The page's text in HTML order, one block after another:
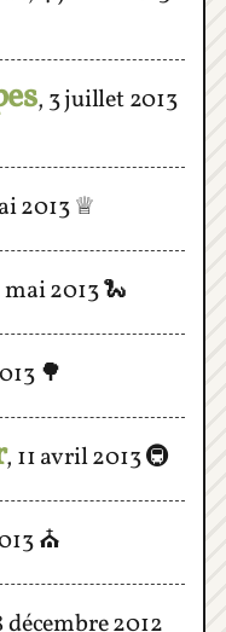
,3 juillet 2013
2013♕
2013🐍
🌳
,11 avril 2013🚇
⛪️
2012